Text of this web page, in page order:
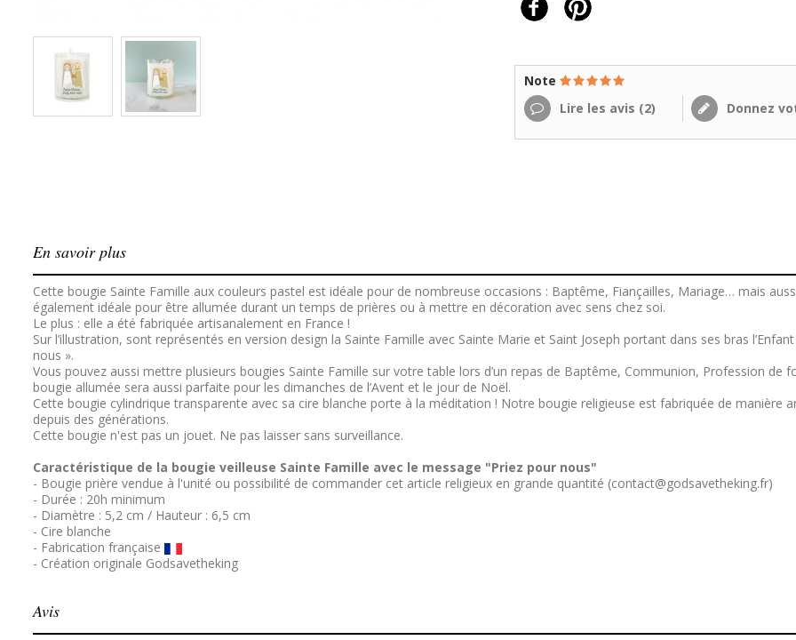
Note
Lire les avis (2) Donnez
En savoir plus
Cette bougie Sainte Famille aux couleurs pastel est idéale pour de nombreuse occasions : Baptême, Fiançailles, Mariage… mais
également idéale pour être allumée durant un temps de prières ou à mettre en décoration avec sens chez soi.
Le plus : elle a été fabriquée artisanalement en France !
Sur l’illustration, sont représentés en version design la Sainte Famille avec Sainte Marie et Saint Joseph portant dans ses bras
nous ».
Vous pouvez aussi mettre plusieurs bougies Sainte Famille sur votre table lors d’un repas de Baptême, Communion, Profession de
bougie allumée sera aussi parfaite pour les dimanches de l’Avent et le jour de Noël.
Cette bougie cylindrique transparente avec sa cire blanche porte à la méditation ! Notre bougie religieuse est fabriquée de manière
depuis des générations.
Cette bougie n'est pas un jouet. Ne pas laisser sans surveillance.
Caractéristique de la bougie veilleuse Sainte Famille avec le message "Priez pour nous"
- Bougie prière vendue à l'unité ou possibilité de commander cet article religieux en grande quantité (contact@godsavetheking.fr)
- Durée : 20h minimum
- Diamètre : 5,2 cm / Hauteur : 6,5 cm
- Cire blanche
- Fabrication française
- Création originale Godsavetheking
Avis